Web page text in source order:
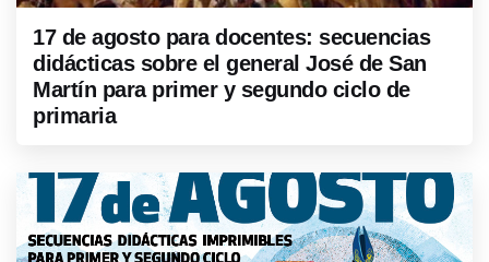
17 de agosto para docentes: secuencias
didácticas sobre el general José de San
Martín para primer y segundo ciclo de
primaria